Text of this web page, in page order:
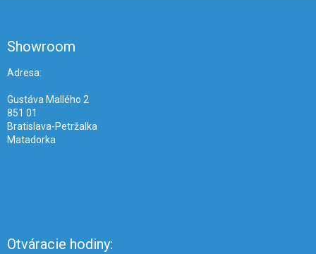
Showroom
Adresa:
Gustáva Mallého 2
851 01
Bratislava-Petržalka
Matadorka
Otváracie hodiny: